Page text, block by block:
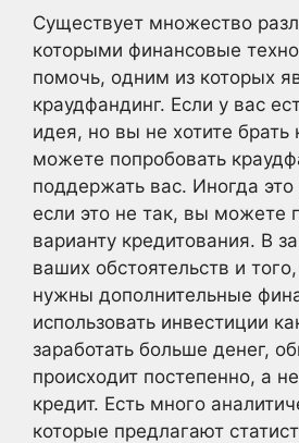
Существует множество
которыми финансовые
помочь, одним из которых
краудфандинг. Если у вас
идея, но вы не хотите брать
можете попробовать
поддержать вас. Иногда это
если это не так, вы можете
варианту кредитования. В
ваших обстоятельств и
нужны дополнительные
использовать инвестиции
заработать больше денег,
происходит постепенно, а
кредит. Есть много
которые предлагают